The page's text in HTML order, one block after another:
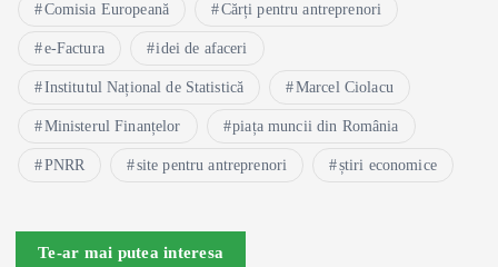
Comisia Europeană Cărți pentru antreprenori
e-Factura idei de afaceri
Institutul Național de Statistică Marcel Ciolacu
Ministerul Finanțelor piața muncii din România
PNRR site pentru antreprenori știri economice
Te-ar mai putea interesa